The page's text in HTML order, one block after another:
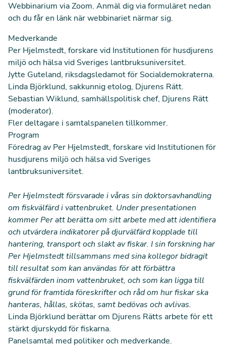
Webbinarium via Zoom. Anmäl dig via formuläret nedan
och du får en länk när webbinariet närmar sig.
Medverkande
Per Hjelmstedt, forskare vid Institutionen för husdjurens
miljö och hälsa vid Sveriges lantbruksuniversitet.
Jytte Guteland, riksdagsledamot för Socialdemokraterna.
Linda Björklund, sakkunnig etolog, Djurens Rätt.
Sebastian Wiklund, samhällspolitisk chef, Djurens Rätt
(moderator).
Fler deltagare i samtalspanelen tillkommer.
Program
Föredrag av Per Hjelmstedt, forskare vid Institutionen för
husdjurens miljö och hälsa vid Sveriges
lantbruksuniversitet.
Per Hjelmstedt försvarade i våras sin doktorsavhandling
om fiskvälfärd i vattenbruket. Under presentationen
kommer Per att berätta om sitt arbete med att identifiera
och utvärdera indikatorer på djurvälfärd kopplade till
hantering, transport och slakt av fiskar. I sin forskning har
Per Hjelmstedt tillsammans med sina kollegor bidragit
till resultat som kan användas för att förbättra
fiskvälfärden inom vattenbruket, och som kan ligga till
grund för framtida föreskrifter och råd om hur fiskar ska
hanteras, hållas, skötas, samt bedövas och avlivas.
Linda Björklund berättar om Djurens Rätts arbete för ett
stärkt djurskydd för fiskarna.
Panelsamtal med politiker och medverkande.